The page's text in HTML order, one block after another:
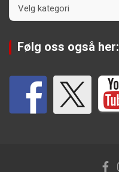
Følg oss også her: